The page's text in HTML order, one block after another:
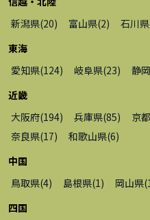
新潟県(20) 富山県(2) 石川県
東海
愛知県(124) 岐阜県(23) 静
近畿
大阪府(194) 兵庫県(85) 京
奈良県(17) 和歌山県(6)
中国
鳥取県(4) 島根県(1 ) 岡山県(
四国